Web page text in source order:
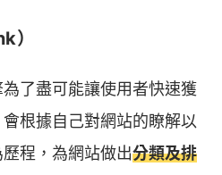
）
了盡可能讓使用者快速獲
根據自己對網站的瞭解以
程，為網站做出分類及排